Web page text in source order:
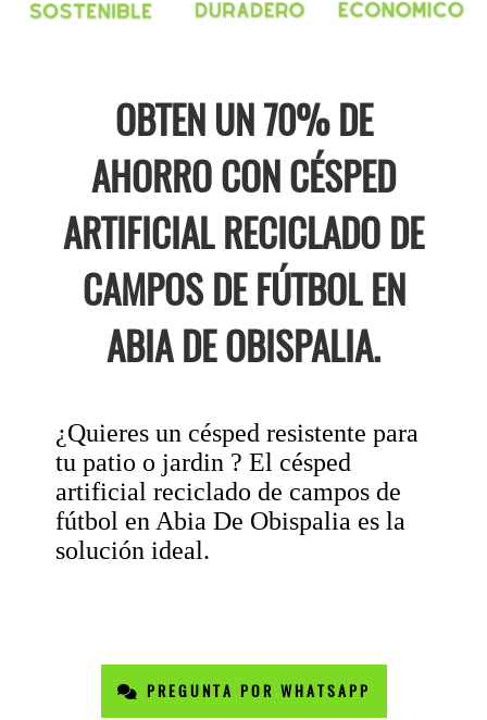
OBTEN UN 70% DE
AHORRO CON CÉSPED
ARTIFICIAL RECICLADO DE
CAMPOS DE FÚTBOL EN
ABIA DE OBISPALIA.
¿Quieres un césped resistente para
tu patio o jardin ? El césped
artificial reciclado de campos de
fútbol en Abia De Obispalia es la
solución ideal.
PREGUNTA POR WHATSAPP